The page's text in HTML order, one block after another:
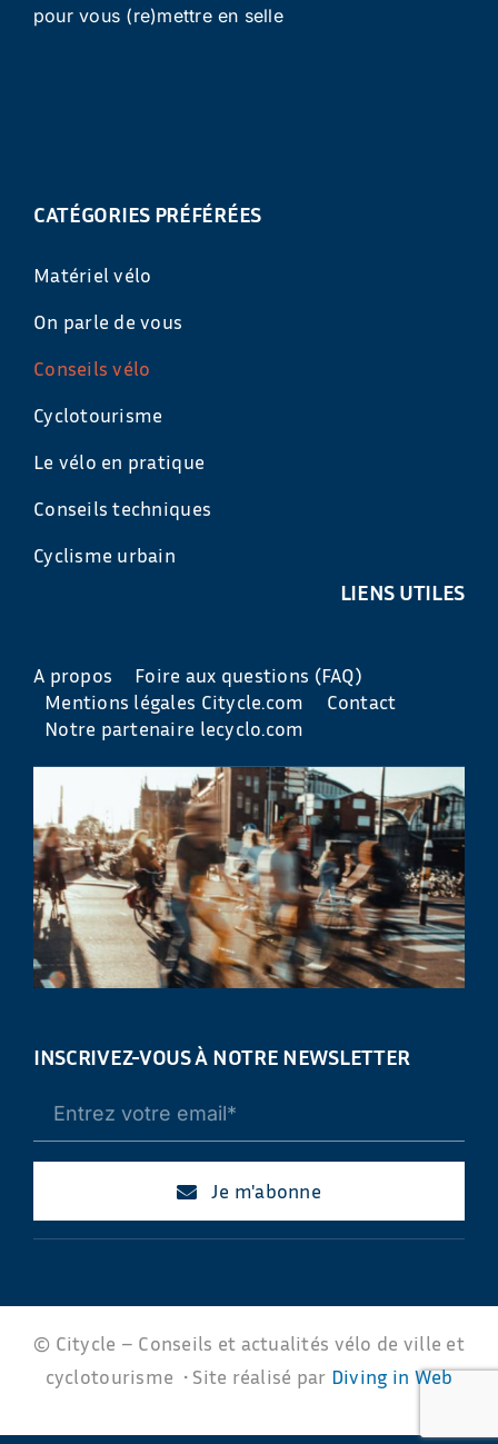
pour vous (re)mettre en selle
CATÉGORIES PRÉFÉRÉES
Matériel vélo
On parle de vous
Conseils vélo
Cyclotourisme
Le vélo en pratique
Conseils techniques
Cyclisme urbain
LIENS UTILES
A propos
Foire aux questions (FAQ)
Mentions légales Citycle.com
Contact
Notre partenaire lecyclo.com
INSCRIVEZ-VOUS À NOTRE NEWSLETTER
Je m'abonne
© Citycle – Conseils et actualités vélo de ville et
cyclotourisme • Site réalisé par Diving in Web